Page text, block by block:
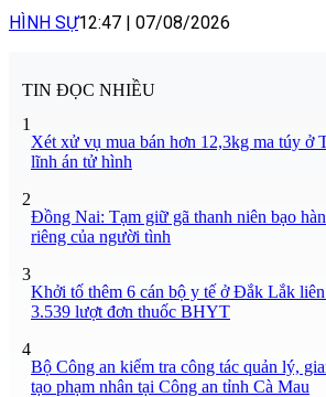
HÌNH SỰ12:47 07/08/2026
TIN ĐỌC NHIỀU
1
Xét xử vụ mua bán hơn 12,3kg ma túy ở
lĩnh án tử hình
2
Đồng Nai: Tạm giữ gã thanh niên bạo
riêng của người tình
3
Khởi tố thêm 6 cán bộ y tế ở Đắk Lắk
3.539 lượt đơn thuốc BHYT
4
Bộ Công an kiểm tra công tác quản lý,
tạo phạm nhân tại Công an tỉnh Cà Mau